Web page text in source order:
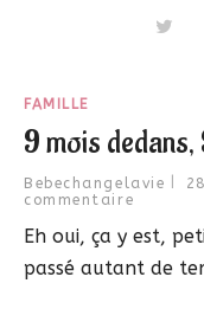
FAMILLE
9 mois
Bebechangelavie
commentaire
Eh oui, ça y est,
passé autant de